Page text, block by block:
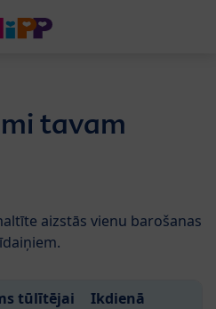
tavam
aizstās vienu barošanas
tūlītējai
Ikdienā